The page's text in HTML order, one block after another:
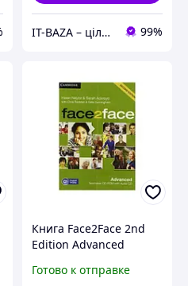
IT-BAZA – ціла база потрібних речей для всієї родини 99%
Книга Face2Face 2nd
Edition Advanced
Audio CD
Готово к отправке